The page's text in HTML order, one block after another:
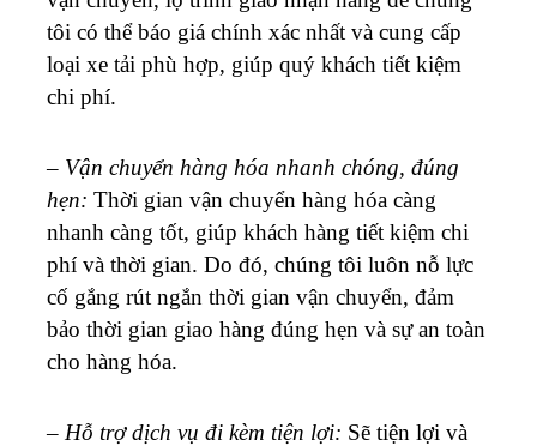
tôi có thể báo giá chính xác nhất và cung cấp
loại xe tải phù hợp, giúp quý khách tiết kiệm
chi phí.
– Vận chuyển hàng hóa nhanh chóng, đúng
hẹn: Thời gian vận chuyển hàng hóa càng
nhanh càng tốt, giúp khách hàng tiết kiệm chi
phí và thời gian. Do đó, chúng tôi luôn nỗ lực
cố gắng rút ngắn thời gian vận chuyển, đảm
bảo thời gian giao hàng đúng hẹn và sự an toàn
cho hàng hóa.
– Hỗ trợ dịch vụ đi kèm tiện lợi: Sẽ tiện lợi và